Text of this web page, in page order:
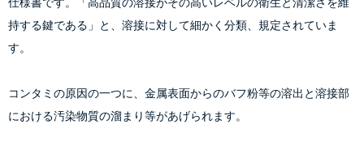
仕様書です。「高品質の溶接がその高いレベルの衛生と清潔さを維
持する鍵である」と、溶接に対して細かく分類、規定されていま
す。
コンタミの原因の一つに、金属表面からのバフ粉等の溶出と溶接部
における汚染物質の溜まり等があげられます。